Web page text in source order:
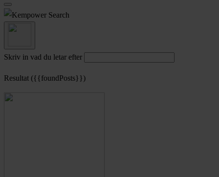
Search
Skriv in vad du letar efter
Resultat ({{foundPosts}})